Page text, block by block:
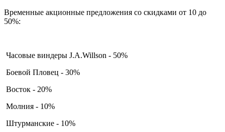
Временные акционные предложения со скидками от 10 до
50%:
Часовые виндеры J.A.Willson - 50%
Боевой Пловец - 30%
Восток - 20%
Молния - 10%
Штурманские - 10%